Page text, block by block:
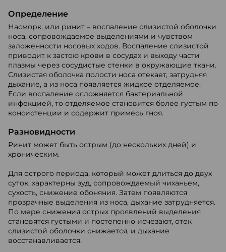
Определение
Насморк, или ринит – воспаление слизистой оболочки
носа, сопровождаемое выделениями и чувством
заложенности носовых ходов. Воспаление слизистой
приводит к застою крови в сосудах и выходу части
плазмы через сосудистые стенки в окружающие ткани.
Слизистая оболочка полости носа отекает, затрудняя
дыхание, а из носа появляется жидкое отделяемое.
Если воспаление осложняется бактериальной
инфекцией, то отделяемое становится более густым по
консистенции и содержит примесь гноя.
Разновидности
Ринит может быть острым (до нескольких дней) и
хроническим.
Для острого периода, который может длиться до двух
суток, характерны зуд, сопровождаемый чиханьем,
сухость, снижение обоняния. Затем появляются
прозрачные выделения из носа, дыхание затрудняется.
По мере снижения острых проявлений выделения
становятся густыми и постепенно исчезают, отек
слизистой оболочки снижается, и дыхание
восстанавливается.